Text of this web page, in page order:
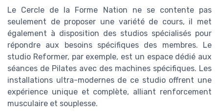
Le Cercle de la Forme Nation ne se contente pas
seulement de proposer une variété de cours, il met
également à disposition des studios spécialisés pour
répondre aux besoins spécifiques des membres. Le
studio Reformer, par exemple, est un espace dédié aux
séances de Pilates avec des machines spécifiques. Les
installations ultra-modernes de ce studio offrent une
expérience unique et complète, alliant renforcement
musculaire et souplesse.